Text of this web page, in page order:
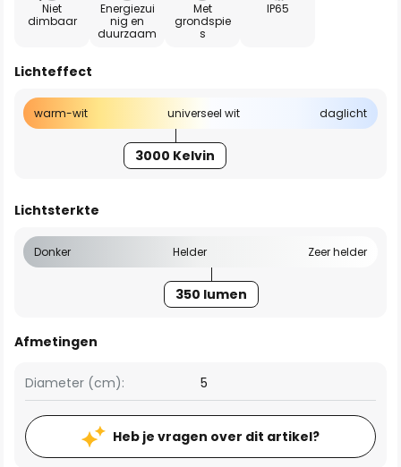
Niet
dimbaar
Energiezui
nig en
duurzaam
Met
grondspie
s
IP65
Lichteffect
warm-wit universeel wit daglicht
3000 Kelvin
Lichtsterkte
Donker Helder Zeer helder
350 lumen
Afmetingen
Diameter (cm): 5
Heb je vragen over dit artikel?